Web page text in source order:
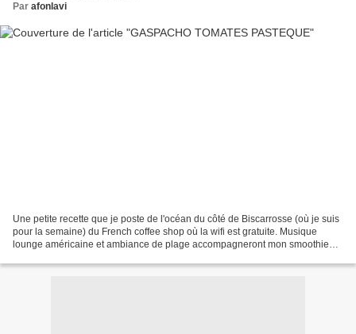
Par afonlavi
Une petite recette que je poste de l'océan du côté de Biscarrosse (où je suis
pour la semaine) du French coffee shop où la wifi est gratuite. Musique
lounge américaine et ambiance de plage accompagneront mon smoothie